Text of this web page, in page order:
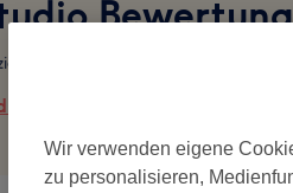
buchen
Wir verwenden eigene
zu personalisieren,